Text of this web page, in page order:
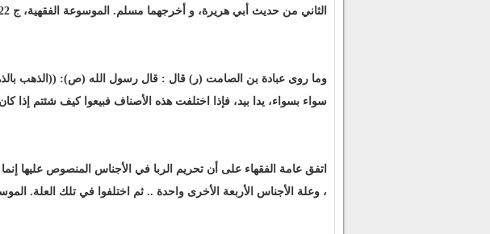
الثاني من حديث أبي هريرة، و أخرجهما مسلم. الموسوعة الفقهية، ج 22. ص 55.
وما روى عبادة بن الصامت (ر) قال : قال رسول الله (ص): ((الذهب بالذهب،
سواء بسواء، يدا بيد، فإذا اختلفت هذه الأصناف فبيعوا كيف شئتم إذا كان
اتفق عامة الفقهاء على أن تحريم الربا في الأجناس المنصوص عليها
، وعلة الأجناس الأربعة الأخرى واحدة .. ثم اختلفوا في تلك العلة. الموسوعة،